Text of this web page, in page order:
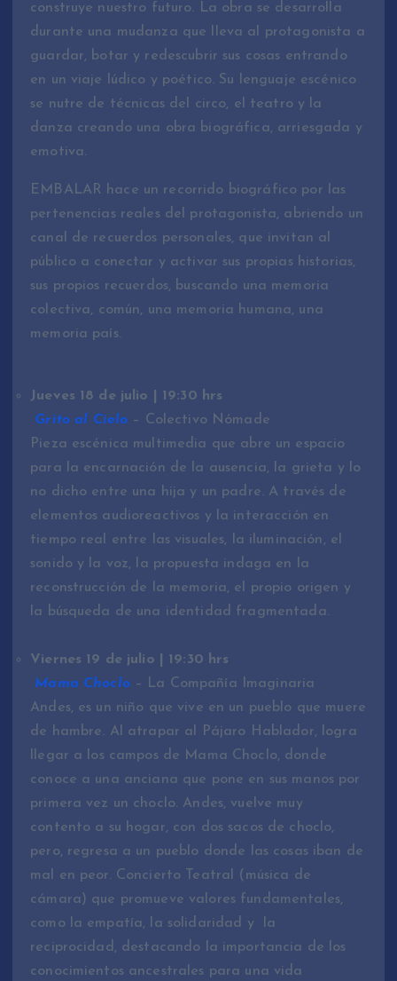
construye nuestro futuro. La obra se desarrolla
durante una mudanza que lleva al protagonista a
guardar, botar y redescubrir sus cosas entrando
en un viaje lúdico y poético. Su lenguaje escénico
se nutre de técnicas del circo, el teatro y la
danza creando una obra biográfica, arriesgada y
emotiva.
EMBALAR hace un recorrido biográfico por las
pertenencias reales del protagonista, abriendo un
canal de recuerdos personales, que invitan al
público a conectar y activar sus propias historias,
sus propios recuerdos, buscando una memoria
colectiva, común, una memoria humana, una
memoria país.
Jueves 18 de julio | 19:30 hrs
Grito al Cielo – Colectivo Nómade
Pieza escénica multimedia que abre un espacio
para la encarnación de la ausencia, la grieta y lo
no dicho entre una hija y un padre. A través de
elementos audioreactivos y la interacción en
tiempo real entre las visuales, la iluminación, el
sonido y la voz, la propuesta indaga en la
reconstrucción de la memoria, el propio origen y
la búsqueda de una identidad fragmentada.
Viernes 19 de julio | 19:30 hrs
Mama Choclo– La Compañía Imaginaria
Andes, es un niño que vive en un pueblo que muere
de hambre. Al atrapar al Pájaro Hablador, logra
llegar a los campos de Mama Choclo, donde
conoce a una anciana que pone en sus manos por
primera vez un choclo. Andes, vuelve muy
contento a su hogar, con dos sacos de choclo,
pero, regresa a un pueblo donde las cosas iban de
mal en peor. Concierto Teatral (música de
cámara) que promueve valores fundamentales,
como la empatía, la solidaridad y la
reciprocidad, destacando la importancia de los
conocimientos ancestrales para una vida